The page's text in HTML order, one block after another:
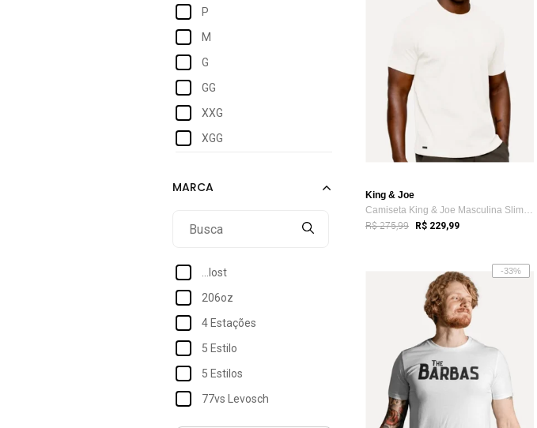
P
M
G
GG
XXG
XGG
...lost
206oz
4 Estações
5 Estilo
5 Estilos
77vs Levosch
Acostamento
King & Joe
Camiseta King & Joe Masculina Slim Pima ...
R$ 275,99 R$ 229,99
-33%